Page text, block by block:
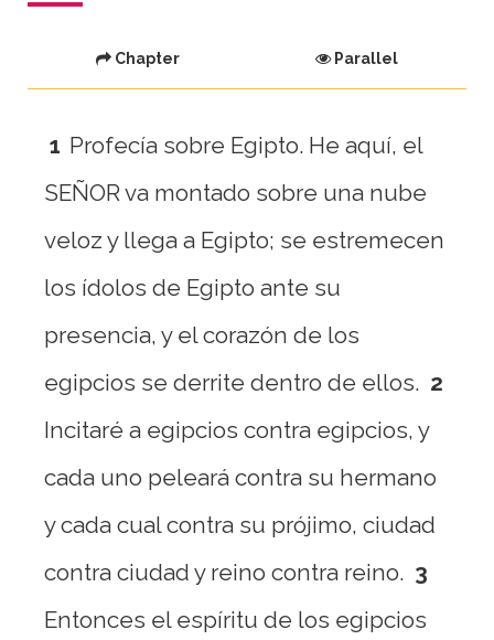
Chapter Parallel
1 Profecía sobre Egipto. He aquí, el
SEÑOR va montado sobre una nube
veloz y llega a Egipto; se estremecen
los ídolos de Egipto ante su
presencia, y el corazón de los
egipcios se derrite dentro de ellos. 2
Incitaré a egipcios contra egipcios, y
cada uno peleará contra su hermano
y cada cual contra su prójimo, ciudad
contra ciudad y reino contra reino. 3
Entonces el espíritu de los egipcios